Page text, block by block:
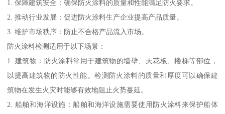
1. 保障建筑安全：确保防火涂料的质量和性能满足防火要求。
2. 推动行业发展：促进防火涂料生产企业提高产品质量。
3. 维护市场秩序：防止不合格产品流入市场。
防火涂料检测适用于以下场景：
1. 建筑物：防火涂料常用于建筑物的墙壁、天花板、楼梯等部位，
以提高建筑物的防火性能。检测防火涂料的质量和厚度可以确保建
筑物在发生火灾时能够有效地阻止火势蔓延。
2. 船舶和海洋设施：船舶和海洋设施需要使用防火涂料来保护船体